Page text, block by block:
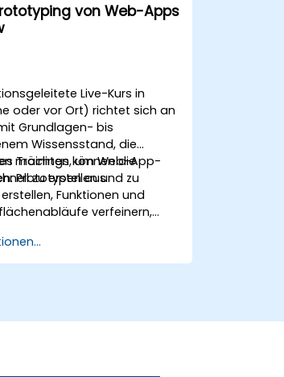
von Web-Apps
Live-Kurs in
oder vor Ort) richtet sich an
Grundlagen- bis
Wissensstand, die
möchten, um Web-App-
zu erstellen und zu
Trainings können die
Prototypen aus
Funktionen und
verfeinern,
Prototypen zur
veröffentlichen.